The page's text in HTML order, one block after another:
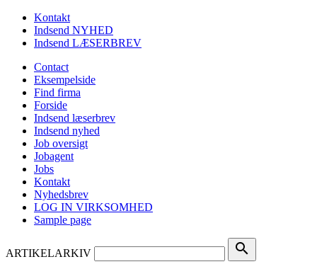
Kontakt
Indsend NYHED
Indsend LÆSERBREV
Contact
Eksempelside
Find firma
Forside
Indsend læserbrev
Indsend nyhed
Job oversigt
Jobagent
Jobs
Kontakt
Nyhedsbrev
LOG IN VIRKSOMHED
Sample page
ARTIKELARKIV search